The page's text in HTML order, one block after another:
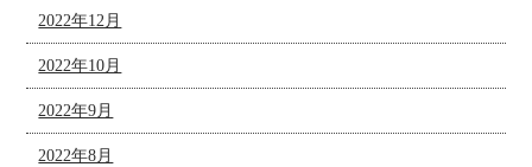
2022年12月
2022年10月
2022年9月
2022年8月